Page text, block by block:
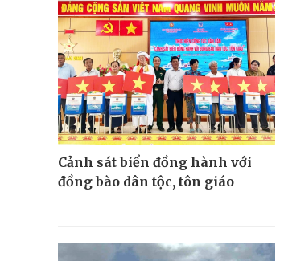
Cảnh sát biển đồng hành với
đồng bào dân tộc, tôn giáo